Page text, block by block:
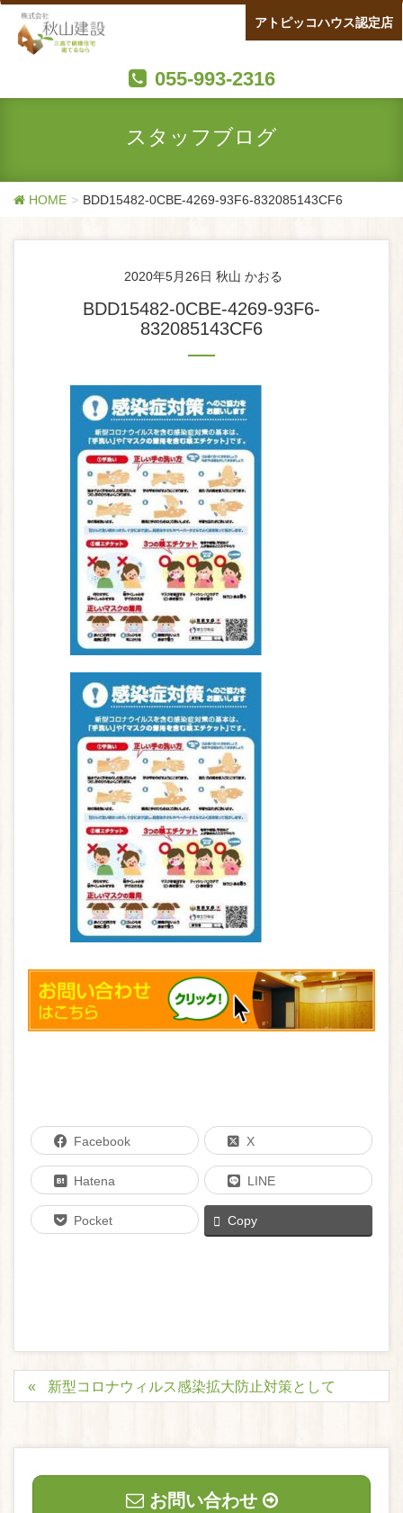
055-993-2316
アトピッコハウス認定店
スタッフブログ
HOME BDD15482-0CBE-4269-93F6-832085143CF6
2020年5月26日 秋山 かおる
BDD15482-0CBE-4269-93F6-
832085143CF6
Facebook X
Hatena LINE
Pocket Copy
新型コロナウィルス感染拡大防止対策として
お問い合わせ